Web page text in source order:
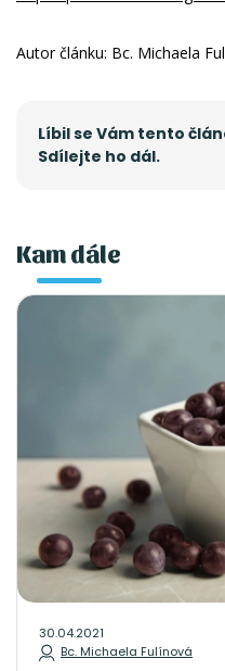
Autor článku: Bc. Michaela
Líbil se Vám tento
Sdílejte ho dál.
Kam dále
30.04.2021
Bc. Michaela Fulínová